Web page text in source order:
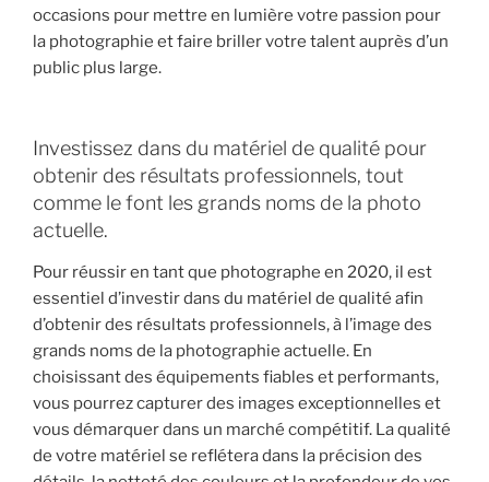
occasions pour mettre en lumière votre passion pour
la photographie et faire briller votre talent auprès d’un
public plus large.
Investissez dans du matériel de qualité pour
obtenir des résultats professionnels, tout
comme le font les grands noms de la photo
actuelle.
Pour réussir en tant que photographe en 2020, il est
essentiel d’investir dans du matériel de qualité afin
d’obtenir des résultats professionnels, à l’image des
grands noms de la photographie actuelle. En
choisissant des équipements fiables et performants,
vous pourrez capturer des images exceptionnelles et
vous démarquer dans un marché compétitif. La qualité
de votre matériel se reflétera dans la précision des